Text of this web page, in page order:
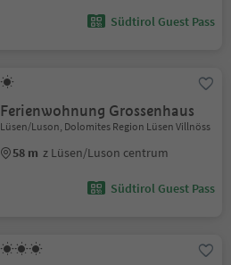
Südtirol Guest Pass
Ferienwohnung Grossenhaus
Lüsen/Luson, Dolomites Region Lüsen Villnöss
58 m z Lüsen/Luson centrum
Südtirol Guest Pass